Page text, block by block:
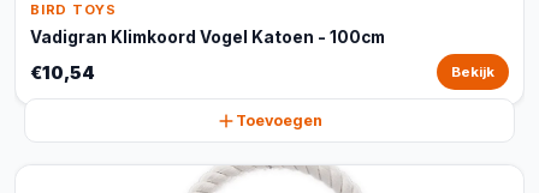
BIRD TOYS
Vadigran Klimkoord Vogel Katoen - 100cm
€10,54 Bekijk
Toevoegen